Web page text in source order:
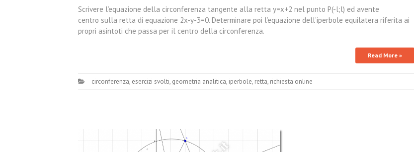
Scrivere l’equazione della circonferenza tangente alla retta y=x+2 nel punto P(-l;l) ed avente
centro sulla retta di equazione 2x-y-3=0. Determinare poi l’equazione dell’iperbole equilatera riferita ai
propri asintoti che passa per il centro della circonferenza.
Read More »
circonferenza, esercizi svolti, geometria analitica, iperbole, retta, richiesta online